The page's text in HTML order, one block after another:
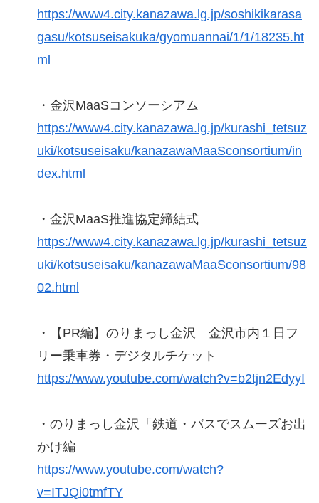
https://www4.city.kanazawa.lg.jp/soshikikarasa
gasu/kotsuseisakuka/gyomuannai/1/1/18235.ht
ml
・金沢MaaSコンソーシアム
https://www4.city.kanazawa.lg.jp/kurashi_tetsuz
uki/kotsuseisaku/kanazawaMaaSconsortium/in
dex.html
・金沢MaaS推進協定締結式
https://www4.city.kanazawa.lg.jp/kurashi_tetsuz
uki/kotsuseisaku/kanazawaMaaSconsortium/98
02.html
・【PR編】のりまっし金沢 金沢市内１日フ
リー乗車券・デジタルチケット
https://www.youtube.com/watch?v=b2tjn2EdyyI
・のりまっし金沢「鉄道・バスでスムーズお出
かけ編
https://www.youtube.com/watch?
v=ITJQi0tmfTY